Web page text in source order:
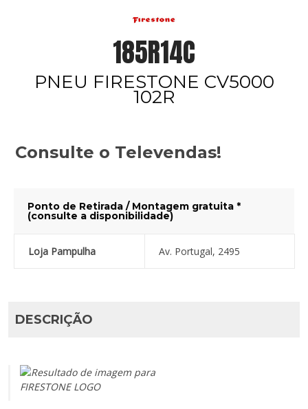
185R14C
PNEU FIRESTONE CV5000
102R
Consulte o Televendas!
Ponto de Retirada / Montagem gratuita *
(consulte a disponibilidade)
Loja Pampulha Av. Portugal, 2495
DESCRIÇÃO